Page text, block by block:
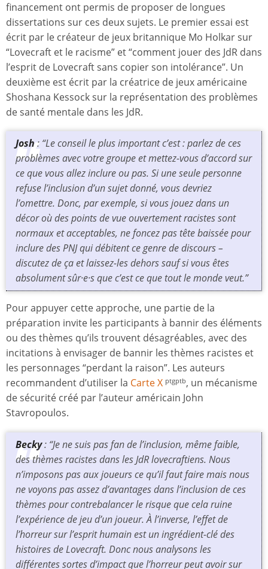
financement ont permis de proposer de longues
dissertations sur ces deux sujets. Le premier essai est
écrit par le créateur de jeux britannique Mo Holkar sur
“Lovecraft et le racisme” et “comment jouer des JdR dans
l’esprit de Lovecraft sans copier son intolérance”. Un
deuxième est écrit par la créatrice de jeux américaine
Shoshana Kessock sur la représentation des problèmes
de santé mentale dans les JdR.
Josh: “Le conseil le plus important c’est : parlez de ces
problèmes avec votre groupe et mettez-vous d’accord sur
ce que vous allez inclure ou pas. Si une seule personne
refuse l’inclusion d’un sujet donné, vous devriez
l’omettre. Donc, par exemple, si vous jouez dans un
décor où des points de vue ouvertement racistes sont
normaux et acceptables, ne foncez pas tête baissée pour
inclure des PNJ qui débitent ce genre de discours –
discutez de ça et laissez-les dehors sauf si vous êtes
absolument sûr·e·s que c’est ce que tout le monde veut.”
Pour appuyer cette approche, une partie de la
préparation invite les participants à bannir des éléments
ou des thèmes qu’ils trouvent désagréables, avec des
incitations à envisager de bannir les thèmes racistes et
les personnages “perdant la raison”. Les auteurs
recommandent d’utiliser la Carte X ptgptb, un mécanisme
de sécurité créé par l’auteur américain John
Stavropoulos.
Becky: “Je ne suis pas fan de l’inclusion, même faible,
des thèmes racistes dans les JdR lovecraftiens. Nous
n’imposons pas aux joueurs ce qu’il faut faire mais nous
ne voyons pas assez d’avantages dans l’inclusion de ces
thèmes pour contrebalancer le risque que cela ruine
l’expérience de jeu d’un joueur. À l’inverse, l’effet de
l’horreur sur l’esprit humain est un ingrédient-clé des
histoires de Lovecraft. Donc nous analysons les
différentes sortes d’impact que l’horreur peut avoir sur